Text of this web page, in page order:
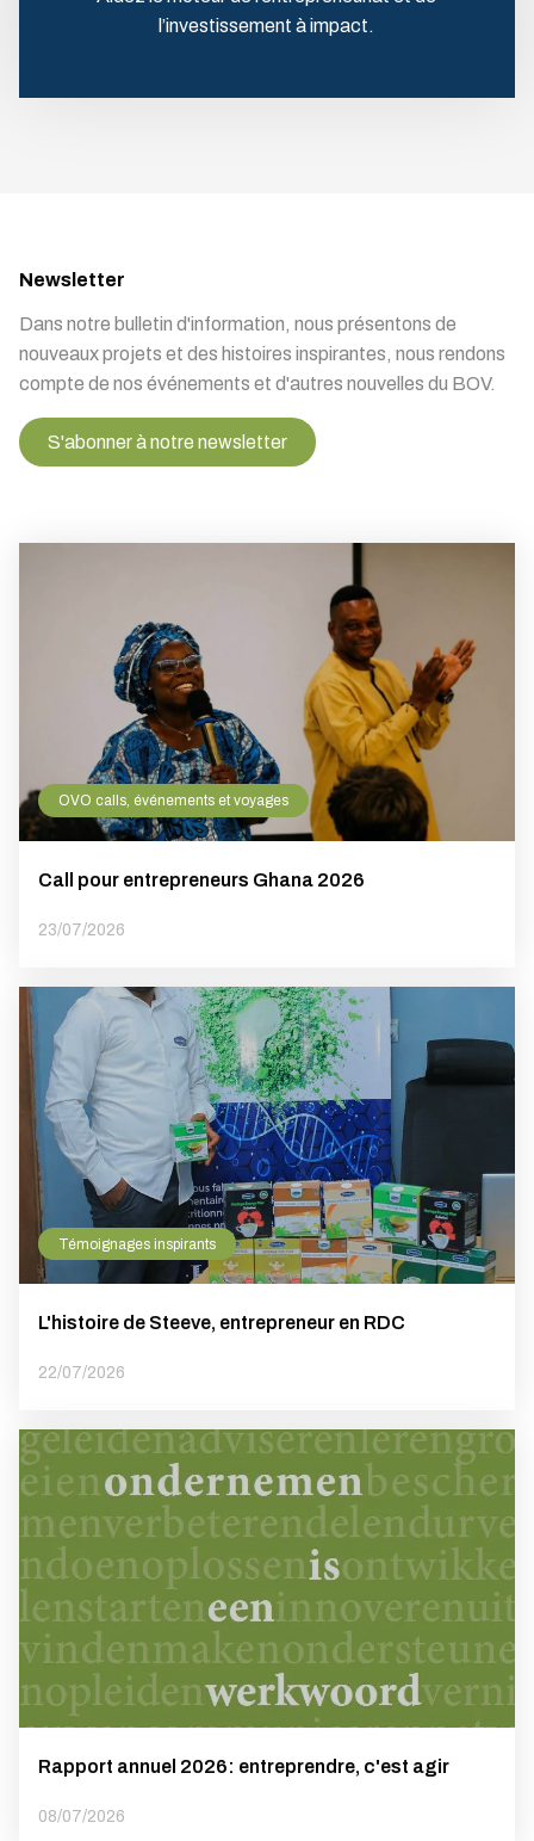
l’investissement à impact.
Newsletter
Dans notre bulletin d'information, nous présentons de
nouveaux projets et des histoires inspirantes, nous rendons
compte de nos événements et d'autres nouvelles du BOV.
S'abonner à notre newsletter
OVO calls, événements et voyages
Call pour entrepreneurs Ghana 2026
23/07/2026
Témoignages inspirants
L'histoire de Steeve, entrepreneur en RDC
22/07/2026
Rapport annuel 2026: entreprendre, c'est agir
08/07/2026